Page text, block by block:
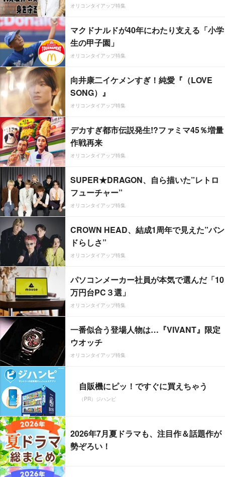
オリコンタイアップ特集
マクドナルドが40年にわたり支える「小学
生の甲子園」
オリコンタイアップ特集
向井康二イケメンすぎ！純愛『（LOVE
SONG）』
オリコンタイアップ特集
デカすぎ都市伝説発生!?ファミマ45％増量
作戦再来
オリコンタイアップ特集
SUPER★DRAGON、自ら描いた”レトロ
フューチャー”
オリコンタイアップ特集
CROWN HEAD、結成1周年で見えた”バン
ドらしさ”
オリコンタイアップ特集
パソコンメーカー社員が本気で選んだ「10
万円台PC３選」
オリコンタイアップ特集
一番似合う登場人物は…『VIVANT』限定
ウオッチ
オリコンタイアップ特集
自販機にピッ！ですぐに買えちゃう
（PR）ジハンピ
2026年7月夏ドラマも、注目作＆話題作が
勢ぞろい！